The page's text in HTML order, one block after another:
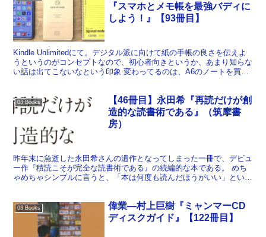
『スマホとメモ帳を最強バディに
しよう！』【93冊目】
Kindle Unlimitedにて。デジタル派に向けて紙の手帳の良さを伝えよ
うというのがコンセプトなので、初心者向きというか、あまり知らな
い話は出てこないなという印象 変わってるのは、A6のノートを買っ
03 Books
【46冊目】永田希『再読だけが創
造的な読書術である』（筑摩書
房）
昨年末に急逝した永田希さんの遺作となってしまった一冊で、デビュ
ー作『積読こそが完全な読書術である』の続編的な本である。 めち
ゃめちゃシンプルに言うと、「本は何度も読んだほうがいい」という
03 Books
偉業―村上巨樹『ミャンマーCD
ディスクガイド』【122冊目】